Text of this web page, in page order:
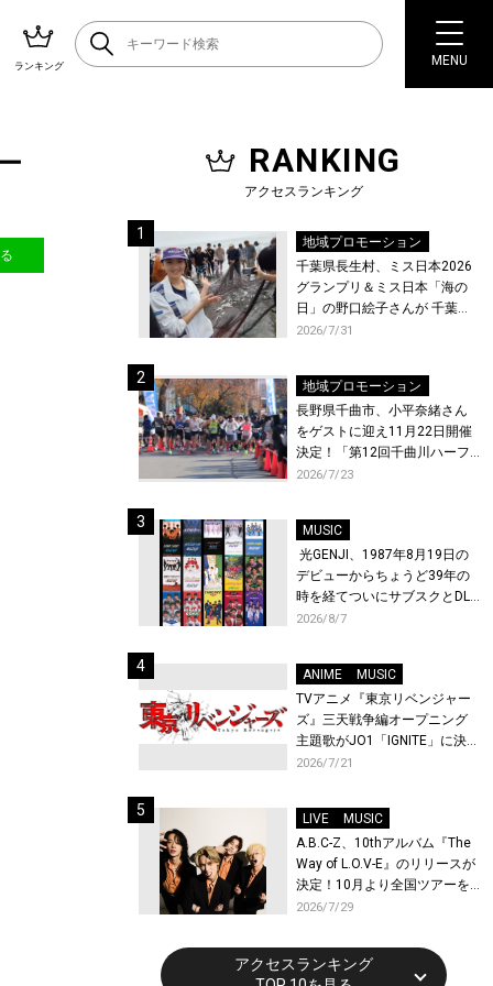
ランキング MENU
RANKING
アクセスランキング
地域プロモーション
千葉県長生村、ミス日本2026
グランプリ＆ミス日本「海の
日」の野口絵子さんが 千葉県
唯一の村・長生村で地引網を
2026/7/31
地域プロモーション
長野県千曲市、小平奈緒さん
をゲストに迎え11月22日開催
決定！「第12回千曲川ハーフ
マラソン」エントリー受付開
2026/7/23
MUSIC
光GENJI、1987年8月19日の
デビューからちょうど39年の
時を経てついにサブスクとDL
配信が解禁！
2026/8/7
ANIME
MUSIC
TVアニメ『東京リベンジャー
ズ』三天戦争編オープニング
主題歌がJO1「IGNITE」に決
定！メンバー全員から喜びと
先行上映会を開催！
2026/7/21
LIVE
MUSIC
A.B.C-Z、10thアルバム『The
Way of L.O.V-E』のリリースが
決定！10月より全国ツアーを
開催！
2026/7/29
アクセスランキング